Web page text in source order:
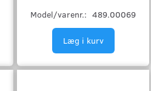
Model/varenr.: 489.00069
Læg i kurv